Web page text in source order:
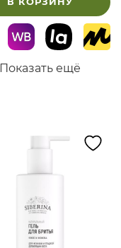
Показать ещё